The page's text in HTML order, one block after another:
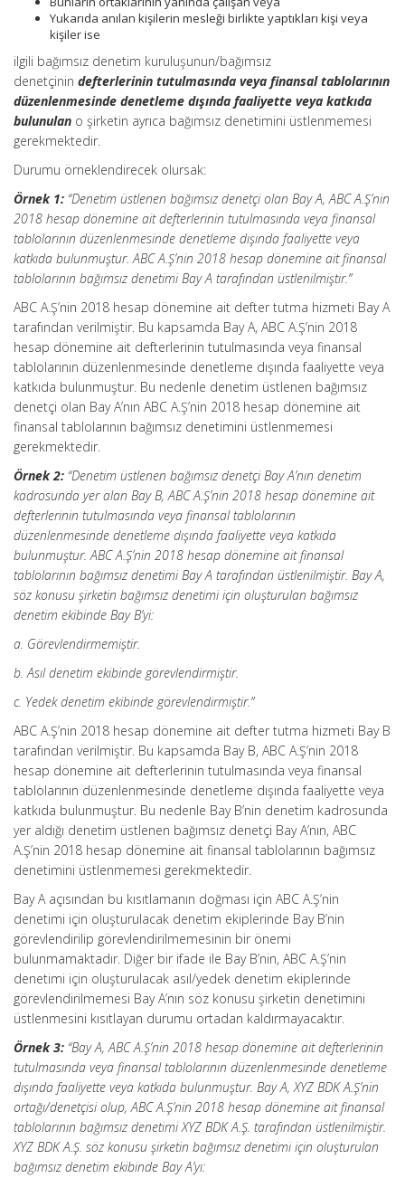
Yukarıda anılan kişilerin mesleği birlikte yaptıkları kişi veya
kişiler ise
ilgili bağımsız denetim kuruluşunun/bağımsız
denetçinin defterlerinin tutulmasında veya finansal tablolarının
düzenlenmesinde denetleme dışında faaliyette veya katkıda
bulunulan o şirketin ayrıca bağımsız denetimini üstlenmemesi
gerekmektedir.
Durumu örneklendirecek olursak:
Örnek 1: “Denetim üstlenen bağımsız denetçi olan Bay A, ABC A.Ş’nin
2018 hesap dönemine ait defterlerinin tutulmasında veya finansal
tablolarının düzenlenmesinde denetleme dışında faaliyette veya
katkıda bulunmuştur. ABC A.Ş’nin 2018 hesap dönemine ait finansal
tablolarının bağımsız denetimi Bay A tarafından üstlenilmiştir.”
ABC A.Ş’nin 2018 hesap dönemine ait defter tutma hizmeti Bay A
tarafından verilmiştir. Bu kapsamda Bay A, ABC A.Ş’nin 2018
hesap dönemine ait defterlerinin tutulmasında veya finansal
tablolarının düzenlenmesinde denetleme dışında faaliyette veya
katkıda bulunmuştur. Bu nedenle denetim üstlenen bağımsız
denetçi olan Bay A’nın ABC A.Ş’nin 2018 hesap dönemine ait
finansal tablolarının bağımsız denetimini üstlenmemesi
gerekmektedir.
Örnek 2: “Denetim üstlenen bağımsız denetçi Bay A’nın denetim
kadrosunda yer alan Bay B, ABC A.Ş’nin 2018 hesap dönemine ait
defterlerinin tutulmasında veya finansal tablolarının
düzenlenmesinde denetleme dışında faaliyette veya katkıda
bulunmuştur. ABC A.Ş’nin 2018 hesap dönemine ait finansal
tablolarının bağımsız denetimi Bay A tarafından üstlenilmiştir. Bay A,
söz konusu şirketin bağımsız denetimi için oluşturulan bağımsız
denetim ekibinde Bay B’yi:
a. Görevlendirmemiştir.
b. Asıl denetim ekibinde görevlendirmiştir.
c. Yedek denetim ekibinde görevlendirmiştir.”
ABC A.Ş’nin 2018 hesap dönemine ait defter tutma hizmeti Bay B
tarafından verilmiştir. Bu kapsamda Bay B, ABC A.Ş’nin 2018
hesap dönemine ait defterlerinin tutulmasında veya finansal
tablolarının düzenlenmesinde denetleme dışında faaliyette veya
katkıda bulunmuştur. Bu nedenle Bay B’nin denetim kadrosunda
yer aldığı denetim üstlenen bağımsız denetçi Bay A’nın, ABC
A.Ş’nin 2018 hesap dönemine ait finansal tablolarının bağımsız
denetimini üstlenmemesi gerekmektedir.
Bay A açısından bu kısıtlamanın doğması için ABC A.Ş’nin
denetimi için oluşturulacak denetim ekiplerinde Bay B’nin
görevlendirilip görevlendirilmemesinin bir önemi
bulunmamaktadır. Diğer bir ifade ile Bay B’nin, ABC A.Ş’nin
denetimi için oluşturulacak asıl/yedek denetim ekiplerinde
görevlendirilmemesi Bay A’nın söz konusu şirketin denetimini
üstlenmesini kısıtlayan durumu ortadan kaldırmayacaktır.
Örnek 3: “Bay A, ABC A.Ş’nin 2018 hesap dönemine ait defterlerinin
tutulmasında veya finansal tablolarının düzenlenmesinde denetleme
dışında faaliyette veya katkıda bulunmuştur. Bay A, XYZ BDK A.Ş’nin
ortağı/denetçisi olup, ABC A.Ş’nin 2018 hesap dönemine ait finansal
tablolarının bağımsız denetimi XYZ BDK A.Ş. tarafından üstlenilmiştir.
XYZ BDK A.Ş. söz konusu şirketin bağımsız denetimi için oluşturulan
bağımsız denetim ekibinde Bay A’yı: